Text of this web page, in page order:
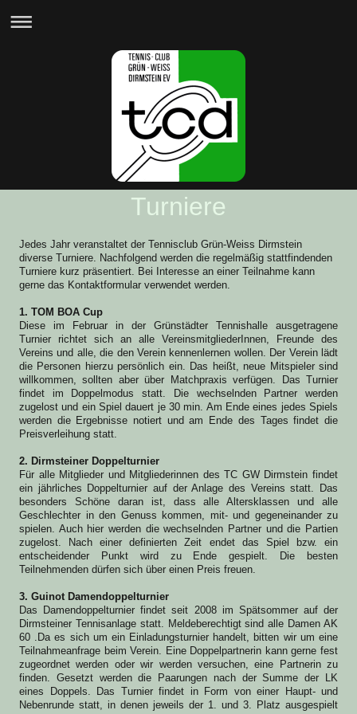
Turniere
Jedes Jahr veranstaltet der Tennisclub Grün-Weiss Dirmstein
diverse Turniere. Nachfolgend werden die regelmäßig stattfindenden
Turniere kurz präsentiert. Bei Interesse an einer Teilnahme kann
gerne das Kontaktformular verwendet werden.
1. TOM BOA Cup
Diese im Februar in der Grünstädter Tennishalle ausgetragene
Turnier richtet sich an alle VereinsmitgliederInnen, Freunde des
Vereins und alle, die den Verein kennenlernen wollen. Der Verein lädt
die Personen hierzu persönlich ein. Das heißt, neue Mitspieler sind
willkommen, sollten aber über Matchpraxis verfügen. Das Turnier
findet im Doppelmodus statt. Die wechselnden Partner werden
zugelost und ein Spiel dauert je 30 min. Am Ende eines jedes Spiels
werden die Ergebnisse notiert und am Ende des Tages findet die
Preisverleihung statt.
2. Dirmsteiner Doppelturnier
Für alle Mitglieder und Mitgliederinnen des TC GW Dirmstein findet
ein jährliches Doppelturnier auf der Anlage des Vereins statt. Das
besonders Schöne daran ist, dass alle Altersklassen und alle
Geschlechter in den Genuss kommen, mit- und gegeneinander zu
spielen. Auch hier werden die wechselnden Partner und die Partien
zugelost. Nach einer definierten Zeit endet das Spiel bzw. ein
entscheidender Punkt wird zu Ende gespielt. Die besten
Teilnehmenden dürfen sich über einen Preis freuen.
3. Guinot Damendoppelturnier
Das Damendoppelturnier findet seit 2008 im Spätsommer auf der
Dirmsteiner Tennisanlage statt. Meldeberechtigt sind alle Damen AK
60 .Da es sich um ein Einladungsturnier handelt, bitten wir um eine
Teilnahmeanfrage beim Verein. Eine Doppelpartnerin kann gerne fest
zugeordnet werden oder wir werden versuchen, eine Partnerin zu
finden. Gesetzt werden die Paarungen nach der Summe der LK
eines Doppels. Das Turnier findet in Form von einer Haupt- und
Nebenrunde statt, in denen jeweils der 1. und 3. Platz ausgespielt